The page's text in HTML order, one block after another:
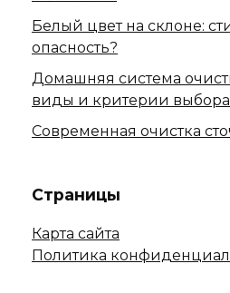
Белый цвет на склоне:
опасность?
Домашняя система
виды и критерии выбора
Современная очистка
Страницы
Карта сайта
Политика